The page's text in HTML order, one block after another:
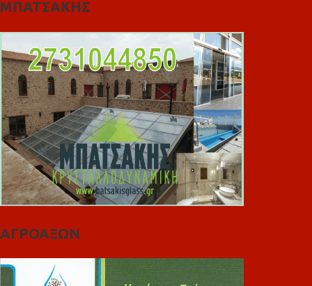
ΜΠΑΤΣΑΚΗΣ
ΑΓΡΟΑΞΩΝ